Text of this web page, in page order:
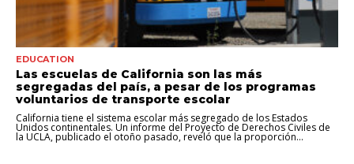
EDUCATION
Las escuelas de California son las más
segregadas del país, a pesar de los programas
voluntarios de transporte escolar
California tiene el sistema escolar más segregado de los Estados
Unidos continentales. Un informe del Proyecto de Derechos Civiles de
la UCLA, publicado el otoño pasado, reveló que la proporción...